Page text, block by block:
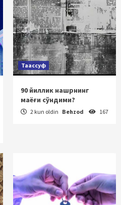
Таассуф
90 йиллик нашрнинг
маёғи сўндими?
2 kun oldin Behzod 167